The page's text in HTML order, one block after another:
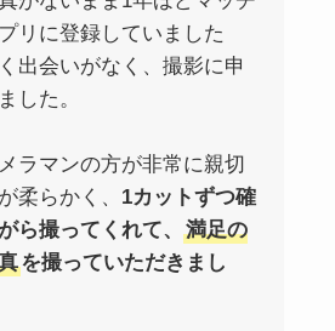
リに登録していました
出会いがなく、撮影に申
した。
ラマンの方が非常に親切
柔らかく、 1カットずつ確
ら撮ってくれて、
満足の
を撮っていただきまし